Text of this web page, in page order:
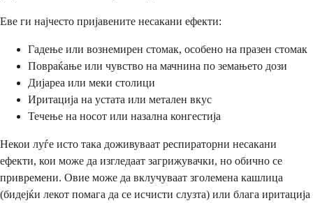
Еве ги најчесто пријавените несакани ефекти:
Гадење или вознемирен стомак, особено на празен стомак
Повраќање или чувство на мачнина по земањето дози
Дијареа или меки столици
Иритација на устата или метален вкус
Течење на носот или назална конгестија
Некои луѓе исто така доживуваат респираторни несакани
ефекти, кои може да изгледаат загрижувачки, но обично се
привремени. Овие може да вклучуваат зголемена кашлица
(бидејќи лекот помага да се исчисти слузта) или блага иритација